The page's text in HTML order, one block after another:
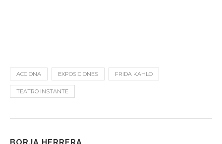
ACCIONA EXPOSICIONES FRIDA KAHLO
TEATRO INSTANTE